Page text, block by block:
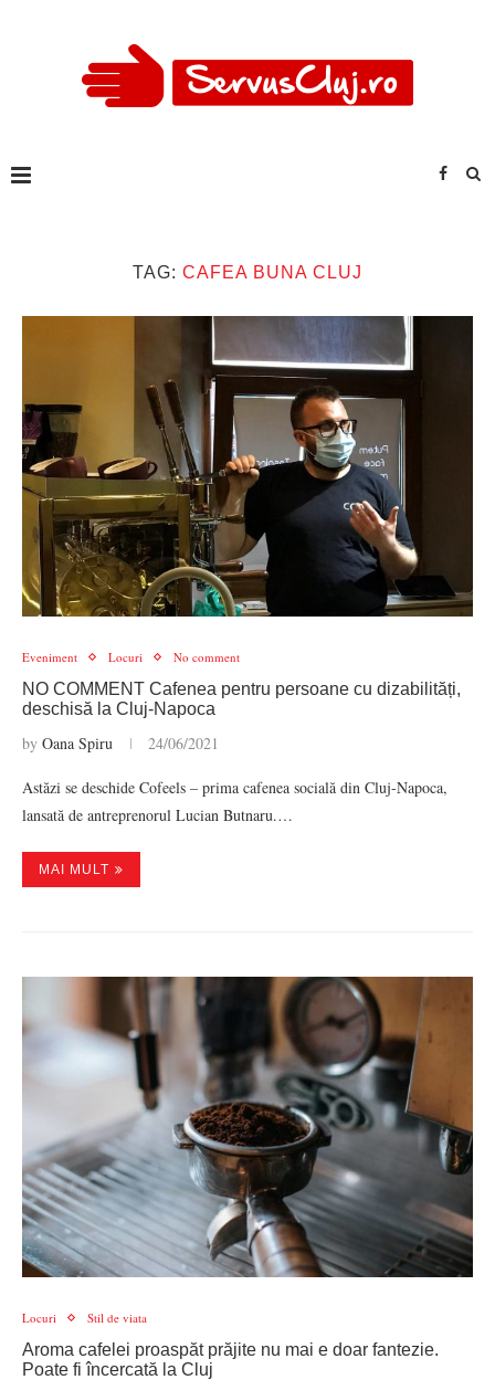
TAG: CAFEA BUNA CLUJ
Eveniment Locuri No comment
NO COMMENT Cafenea pentru persoane cu dizabilități,
deschisă la Cluj-Napoca
by Oana Spiru 24/06/2021
Astăzi se deschide Cofeels – prima cafenea socială din Cluj-Napoca,
lansată de antreprenorul Lucian Butnaru.…
MAI MULT
Locuri Stil de viata
Aroma cafelei proaspăt prăjite nu mai e doar fantezie.
Poate fi încercată la Cluj